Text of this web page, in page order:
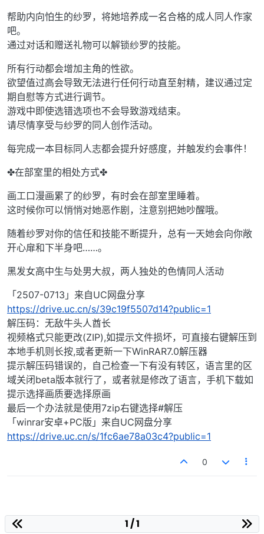
帮助内向怕生的纱罗，将她培养成一名合格的成人同人作家
吧。
通过对话和赠送礼物可以解锁纱罗的技能。
所有行动都会增加主角的性欲。
欲望值过高会导致无法进行任何行动直至射精，建议通过定
期自慰等方式进行调节。
游戏中即使选错选项也不会导致游戏结束。
请尽情享受与纱罗的同人创作活动。
每完成一本目标同人志都会提升好感度，并触发约会事件！
✤在部室里的相处方式✤
画工口漫画累了的纱罗，有时会在部室里睡着。
这时候你可以悄悄对她恶作剧，注意别把她吵醒哦。
随着纱罗对你的信任和技能不断提升，总有一天她会向你敞
开心扉和下半身吧……。
黑发女高中生与处男大叔，两人独处的色情同人活动
「2507-0713」来自UC网盘分享
https://drive.uc.cn/s/39c19f5507d14?public=1
解压码：无敌牛头人酋长
视频格式只能更改(ZIP),如提示文件损坏，可直接右键解压到
本地手机则长按,或者更新一下WinRAR7.0解压器
提示解压码错误的，自己检查一下有没有转区，语言里的区
域关闭beta版本就行了，或者就是修改了语言，手机下载如
提示选择画质要选择原画
最后一个办法就是使用7zip右键选择#解压
「winrar安卓+PC版」来自UC网盘分享
https://drive.uc.cn/s/1fc6ae78a03c4?public=1
0
1 / 1